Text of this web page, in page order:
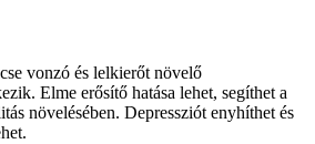
vonzó és lelkierőt növelő
Elme erősítő hatása lehet, segíthet a
növelésében. Depressziót enyhíthet és